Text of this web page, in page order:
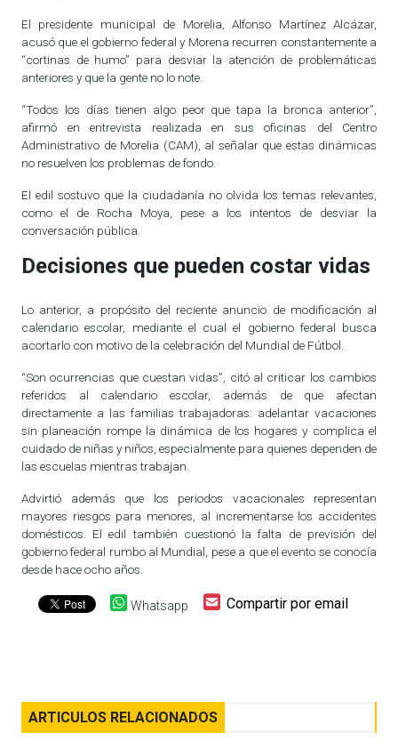
El presidente municipal de Morelia, Alfonso Martínez Alcázar,
acusó que el gobierno federal y Morena recurren constantemente a
“cortinas de humo” para desviar la atención de problemáticas
anteriores y que la gente no lo note.
“Todos los días tienen algo peor que tapa la bronca anterior”,
afirmó en entrevista realizada en sus oficinas del Centro
Administrativo de Morelia (CAM), al señalar que estas dinámicas
no resuelven los problemas de fondo.
El edil sostuvo que la ciudadanía no olvida los temas relevantes,
como el de Rocha Moya, pese a los intentos de desviar la
conversación pública.
Decisiones que pueden costar vidas
Lo anterior, a propósito del reciente anuncio de modificación al
calendario escolar, mediante el cual el gobierno federal busca
acortarlo con motivo de la celebración del Mundial de Fútbol.
“Son ocurrencias que cuestan vidas”, citó al criticar los cambios
referidos al calendario escolar, además de que afectan
directamente a las familias trabajadoras: adelantar vacaciones
sin planeación rompe la dinámica de los hogares y complica el
cuidado de niñas y niños, especialmente para quienes dependen de
las escuelas mientras trabajan.
Advirtió además que los periodos vacacionales representan
mayores riesgos para menores, al incrementarse los accidentes
domésticos. El edil también cuestionó la falta de previsión del
gobierno federal rumbo al Mundial, pese a que el evento se conocía
desde hace ocho años.
Whatsapp Compartir por email
ARTICULOS RELACIONADOS